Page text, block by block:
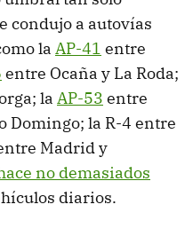
condujo a autovías
la AP-41 entre
entre Ocaña y La Roda;
la AP-53 entre
Domingo; la R-4 entre
Madrid y
no demasiados
diarios.